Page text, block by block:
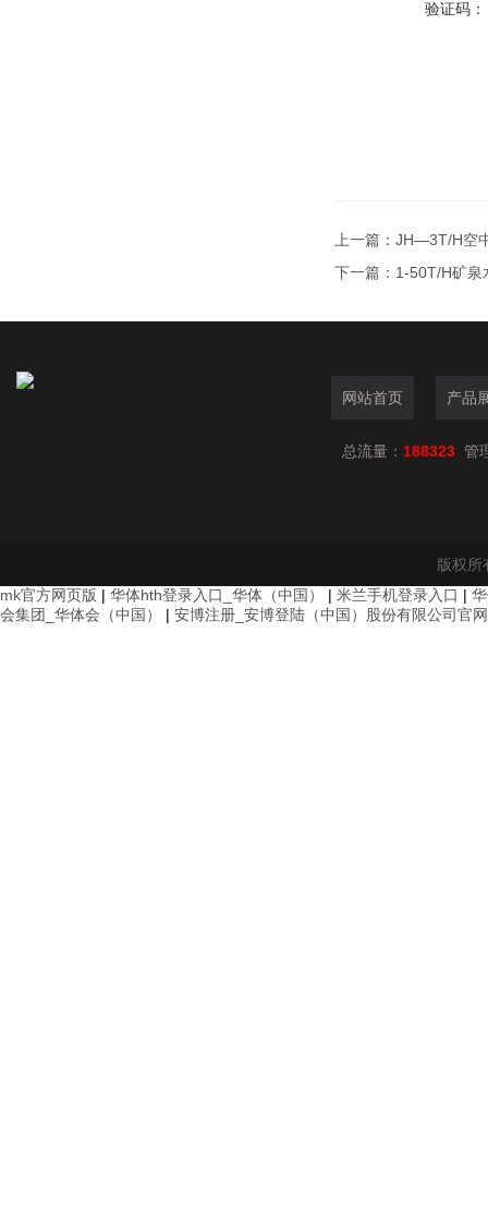
验证码：
上一篇： JH—3T/H空
下一篇： 1-50T/H矿泉
网站首页 产品
总流量： 188323 管
版权
mk官方网页版 | 华体hth登录入口_华体（中国） | 米兰手机登录入口 |
会集团_华体会（中国）
| 安博注册_安博登陆（中国）股份有限公司官网